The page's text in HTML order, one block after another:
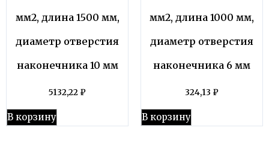
мм2, длина 1500 мм,
диаметр отверстия
наконечника 10 мм
5132,22 ₽
В корзину
мм2, длина 1000 мм,
диаметр отверстия
наконечника 6 мм
324,13 ₽
В корзину